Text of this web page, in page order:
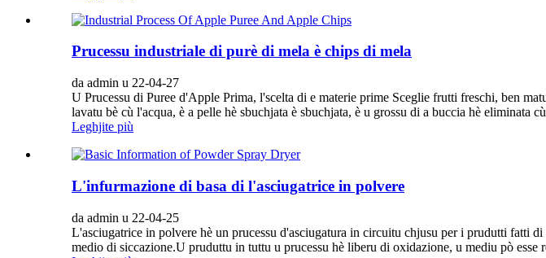
Prucessu industriale di purè di mela è chips di mela
da admin u 22-04-27
U Prucessu di Puree d'Apple Prima, l'scelta di e materie prime Sceglie frutti freschi, ben
lavatu bè cù l'acqua, è a pelle hè sbuchjata è sbuchjata, è u grossu di a buccia hè eliminata
Leghjite più
L'infurmazione di basa di l'asciugatrice in polvere
da admin u 22-04-25
L'asciugatrice in polvere hè un prucessu d'asciugatura in circuitu chjusu per i prudutti fatti
medio di siccazione.U pruduttu in tuttu u prucessu hè liberu di oxidazione, u mediu pò esse